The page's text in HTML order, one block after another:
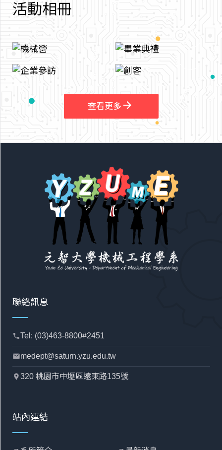
活動相冊
查看更多
聯絡訊息
phoneTel: (03)463-8800#2451
mailmedept@saturn.yzu.edu.tw
location_pin320 桃園市中壢區遠東路135號
站內連結